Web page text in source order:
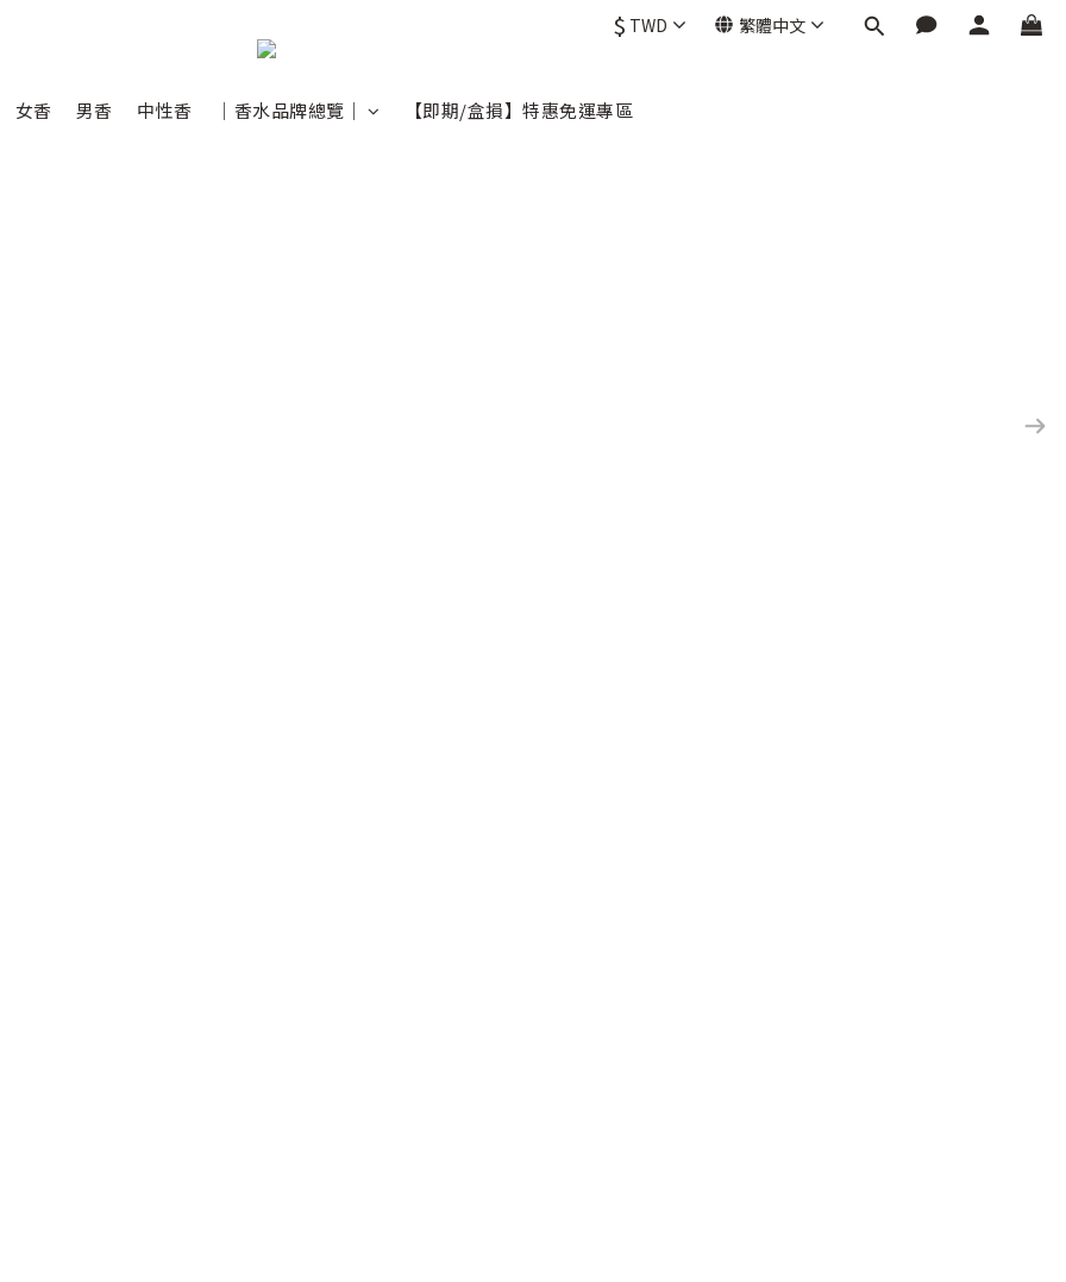
$ TWD 繁體中文
女香 男香 中性香 ｜香水品牌總覽｜ 【即期/盒損】特惠免運專區